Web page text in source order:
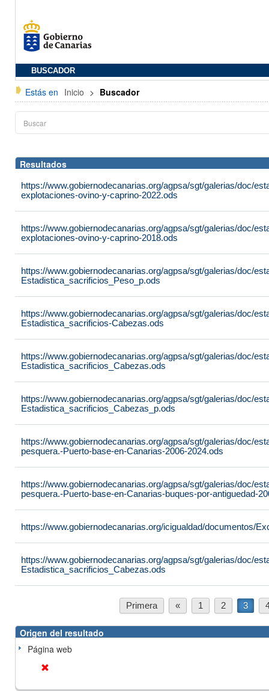
BUSCADOR
Estás en Inicio > Buscador
Resultados
https://www.gobiernodecanarias.org/agpsa/sgt/galerias/doc/
explotaciones-ovino-y-caprino-2022.ods
https://www.gobiernodecanarias.org/agpsa/sgt/galerias/doc/
explotaciones-ovino-y-caprino-2018.ods
https://www.gobiernodecanarias.org/agpsa/sgt/galerias/doc/
Estadistica_sacrificios_Peso_p.ods
https://www.gobiernodecanarias.org/agpsa/sgt/galerias/doc/
Estadistica_sacrificios-Cabezas.ods
https://www.gobiernodecanarias.org/agpsa/sgt/galerias/doc/
Estadistica_sacrificios_Cabezas.ods
https://www.gobiernodecanarias.org/agpsa/sgt/galerias/doc/
Estadistica_sacrificios_Cabezas_p.ods
https://www.gobiernodecanarias.org/agpsa/sgt/galerias/doc/
pesquera.-Puerto-base-en-Canarias-2006-2024.ods
https://www.gobiernodecanarias.org/agpsa/sgt/galerias/doc/
pesquera.-Puerto-base-en-Canarias-buques-por-antiguedad-
https://www.gobiernodecanarias.org/icigualdad/documentos/
https://www.gobiernodecanarias.org/agpsa/sgt/galerias/doc/
Estadistica_sacrificios_Cabezas.ods
Primera « 1 2 3
Origen del resultado
Página web